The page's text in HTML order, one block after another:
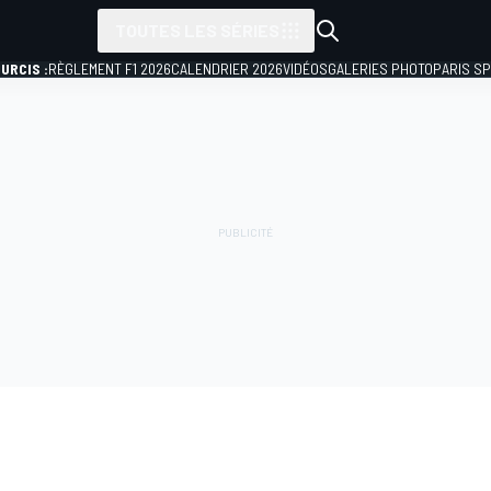
:RÈGLEMENT F1 2026CALENDRIER 2026VIDÉOSGALERIES PHOTOPARIS